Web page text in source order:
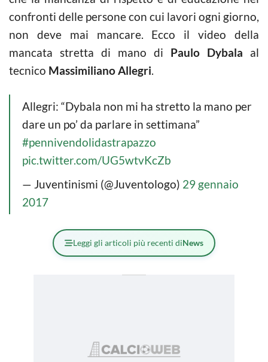
confronti delle persone con cui lavori ogni giorno,
non deve mai mancare. Ecco il video della
mancata stretta di mano di Paulo Dybala al
tecnico MassimilianoAllegri.
Allegri: “Dybala non mi ha stretto la mano per
dare un po’ da parlare in settimana”
#pennivendolidastrapazzo
pic.twitter.com/UG5wtvKcZb
— Juventinismi (@Juventologo) 29 gennaio
2017
Leggi gli articoli più recenti diNews